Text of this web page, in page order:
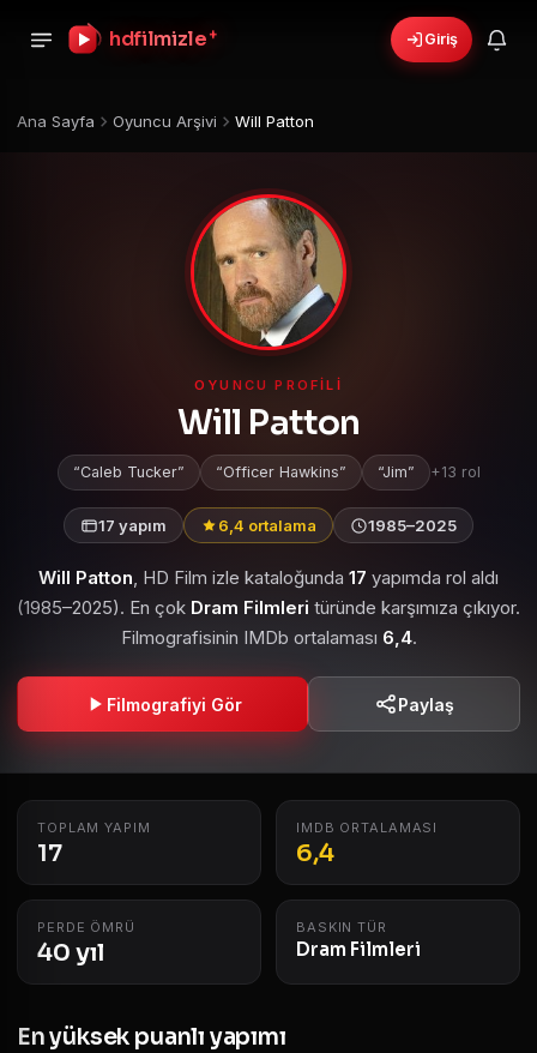
hdfilmizle + Giriş
Ana Sayfa Oyuncu Arşivi Will Patton
OYUNCU PROFILI
Will Patton
Caleb Tucker Officer Hawkins Jim +13 rol
17 yapım 6,4 ortalama 1985–2025
Will Patton, HD Film izle kataloğunda 17 yapımda rol aldı
(1985–2025). En çok Dram Filmleri türünde karşımıza çıkıyor.
Filmografisinin IMDb ortalaması 6,4.
Filmografiyi Gör Paylaş
TOPLAM YAPIM
17
IMDB ORTALAMASI
6,4
PERDE ÖMRÜ
40 yıl
BASKIN TÜR
Dram Filmleri
En yüksek puanlı yapımı